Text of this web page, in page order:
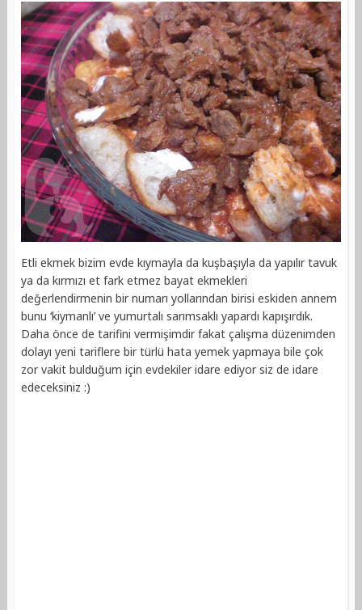
Etli ekmek bizim evde kıymayla da kuşbaşıyla da yapılır tavuk
ya da kırmızı et fark etmez bayat ekmekleri
değerlendirmenin bir numarı yollarından birisi eskiden annem
bunu ‘kiymanlı’ ve yumurtalı sarımsaklı yapardı kapışırdık.
Daha önce de tarifini vermişimdir fakat çalışma düzenimden
dolayı yeni tariflere bir türlü hata yemek yapmaya bile çok
zor vakit bulduğum için evdekiler idare ediyor siz de idare
edeceksiniz :)